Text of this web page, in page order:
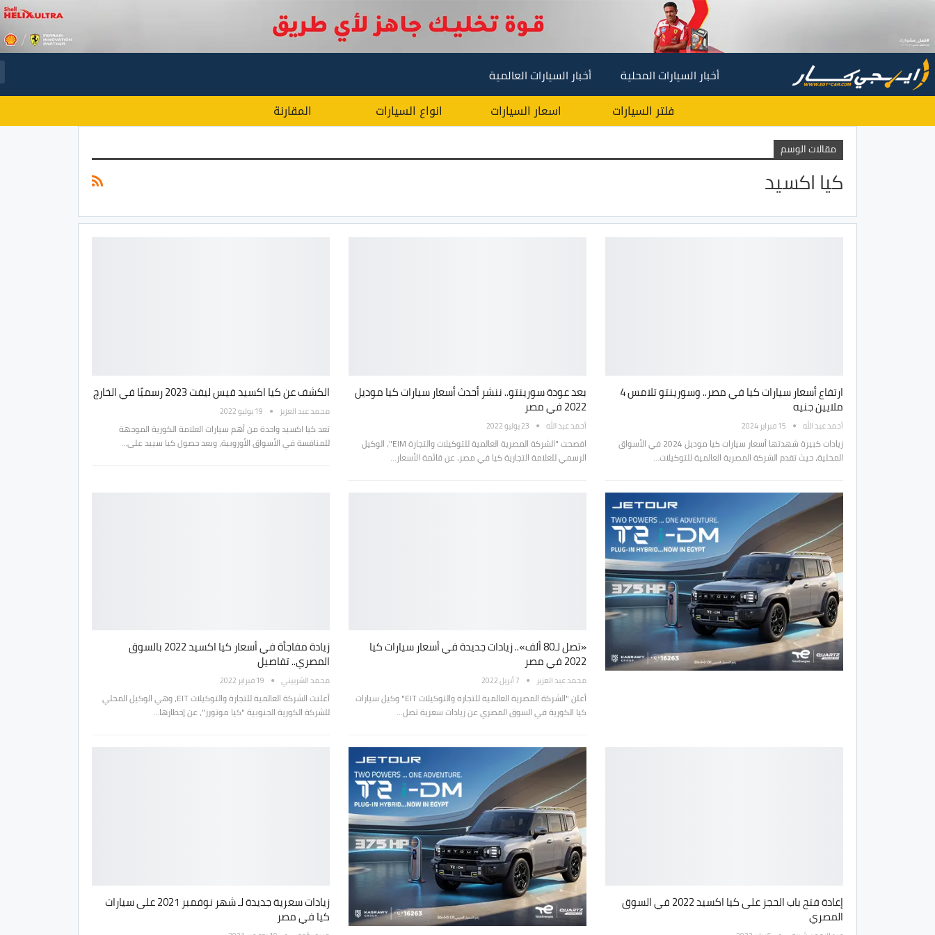
أخبار السيارات المحلية أخبار السيارات العالمية
فلتر السيارات اسعار السيارات انواع السيارات المقارنة
مقالات الوسم
كيا اكسيد
ارتفاع أسعار سيارات كيا في مصر.. وسورينتو تلامس 4
ملايين جنيه
أحمد عبد الله 15 فبراير 2024
زيادات كبيرة شهدتها أسعار سيارات كيا موديل 2024 في الأسواق
المحلية، حيث تقدم الشركة المصرية العالمية للتوكيلات…
بعد عودة سورينتو.. ننشر أحدث أسعار سيارات كيا موديل
2022 في مصر
أحمد عبد الله 23 يوليو 2022
افصحت "الشركة المصرية العالمية للتوكيلات والتجارة EIM"، الوكيل
الرسمي للعلامة التجارية كيا في مصر، عن قائمة الأسعار…
الكشف عن كيا اكسيد فيس ليفت 2023 رسميًا في الخارج
محمد عبد العزيز 19 يوليو 2022
تعد كيا اكسيد واحدة من أهم سيارات العلامة الكورية الموجهة
للمنافسة في الأسواق الأوروبية، وبعد حصول كيا سييد على…
«تصل لـ80 ألف».. زيادات جديدة في أسعار سيارات كيا
2022 في مصر
محمد عبد العزيز 7 أبريل 2022
أعلن "الشركة المصرية العالمية للتجارة والتوكيلات EIT" وكيل سيارات
كيا الكورية في السوق المصري عن زيادات سعرية تصل…
زيادة مفاجأة في أسعار كيا اكسيد 2022 بالسوق
المصري.. تفاصيل
محمد الشربيني 19 فبراير 2022
أعلنت الشركة العالمية للتجارة والتوكيلات EIT، وهي الوكيل المحلي
للشركة الكورية الجنوبية "كيا موتورز"، عن إخطارها…
إعادة فتح باب الحجز على كيا اكسيد 2022 في السوق
المصري
زيادات سعرية جديدة لـ شهر نوفمبر 2021 على سيارات
كيا في مصر